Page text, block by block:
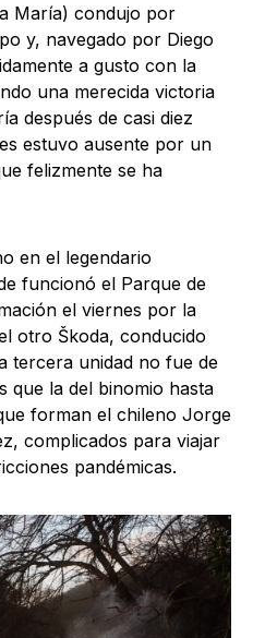
María) condujo por
y, navegado por Diego
a gusto con la
una merecida victoria
después de casi diez
estuvo ausente por un
felizmente se ha
en el legendario
funcionó el Parque de
el viernes por la
otro Škoda, conducido
tercera unidad no fue de
que la del binomio hasta
forman el chileno Jorge
complicados para viajar
pandémicas.